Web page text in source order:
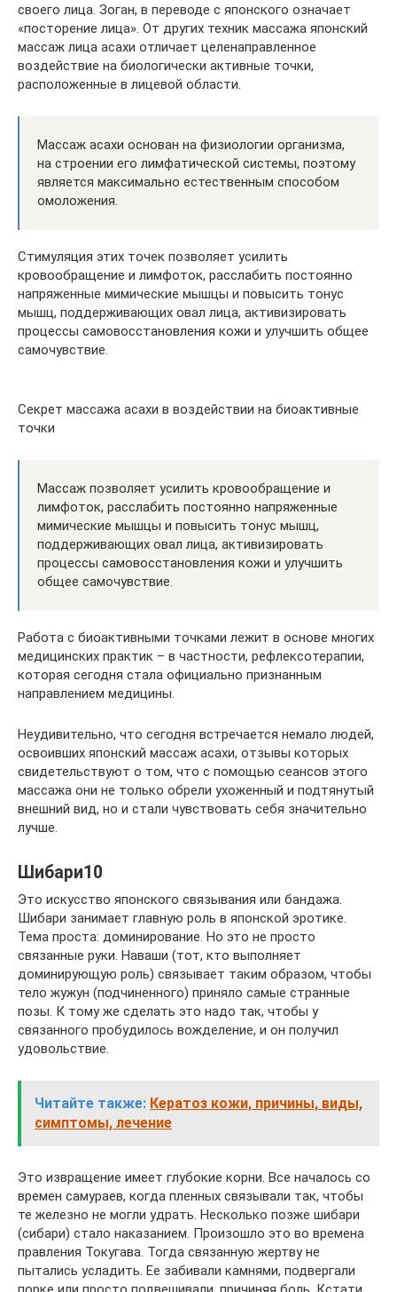
своего лица. Зоган, в переводе с японского означает
«посторение лица». От других техник массажа японский
массаж лица асахи отличает целенаправленное
воздействие на биологически активные точки,
расположенные в лицевой области.
Массаж асахи основан на физиологии организма,
на строении его лимфатической системы, поэтому
является максимально естественным способом
омоложения.
Стимуляция этих точек позволяет усилить
кровообращение и лимфоток, расслабить постоянно
напряженные мимические мышцы и повысить тонус
мышц, поддерживающих овал лица, активизировать
процессы самовосстановления кожи и улучшить общее
самочувствие.
Секрет массажа асахи в воздействии на биоактивные
точки
Массаж позволяет усилить кровообращение и
лимфоток, расслабить постоянно напряженные
мимические мышцы и повысить тонус мышц,
поддерживающих овал лица, активизировать
процессы самовосстановления кожи и улучшить
общее самочувствие.
Работа с биоактивными точками лежит в основе многих
медицинских практик – в частности, рефлексотерапии,
которая сегодня стала официально признанным
направлением медицины.
Неудивительно, что сегодня встречается немало людей,
освоивших японский массаж асахи, отзывы которых
свидетельствуют о том, что с помощью сеансов этого
массажа они не только обрели ухоженный и подтянутый
внешний вид, но и стали чувствовать себя значительно
лучше.
Шибари10
Это искусство японского связывания или бандажа.
Шибари занимает главную роль в японской эротике.
Тема проста: доминирование. Но это не просто
связанные руки. Наваши (тот, кто выполняет
доминирующую роль) связывает таким образом, чтобы
тело жужун (подчиненного) приняло самые странные
позы. К тому же сделать это надо так, чтобы у
связанного пробудилось вожделение, и он получил
удовольствие.
Читайте также: Кератоз кожи, причины, виды,
симптомы, лечение
Это извращение имеет глубокие корни. Все началось со
времен самураев, когда пленных связывали так, чтобы
те железно не могли удрать. Несколько позже шибари
(сибари) стало наказанием. Произошло это во времена
правления Токугава. Тогда связанную жертву не
пытались усладить. Ее забивали камнями, подвергали